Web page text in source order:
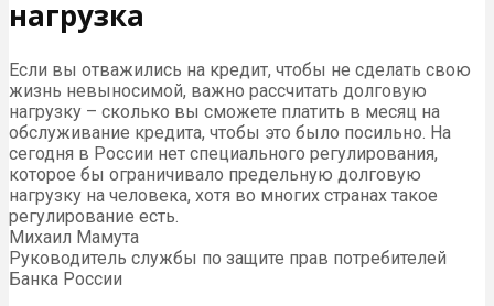
нагрузка
Если вы отважились на кредит, чтобы не сделать свою
жизнь невыносимой, важно рассчитать долговую
нагрузку – сколько вы сможете платить в месяц на
обслуживание кредита, чтобы это было посильно. На
сегодня в России нет специального регулирования,
которое бы ограничивало предельную долговую
нагрузку на человека, хотя во многих странах такое
регулирование есть.
Михаил Мамута
Руководитель службы по защите прав потребителей
Банка России